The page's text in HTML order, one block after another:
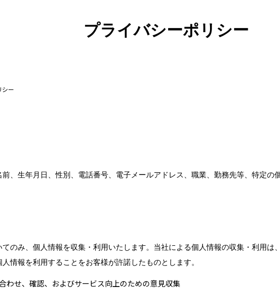
プライバシーポリシー
シー
、生年月日、性別、電話番号、電子メールアドレス、職業、勤務先等、特定の
のみ、個人情報を収集・利用いたします。当社による個人情報の収集・利用
情報を利用することをお客様が許諾したものとします。
わせ、確認、およびサービス向上のための意見収集